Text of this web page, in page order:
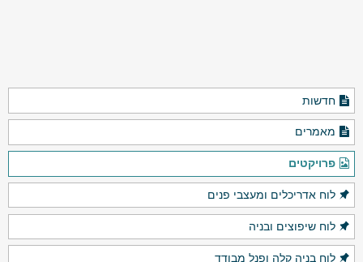
חדשות
מאמרים
פרויקטים
לוח אדריכלים ומעצבי פנים
לוח שיפוצים ובניה
לוח בניה קלה ופנל מבודד